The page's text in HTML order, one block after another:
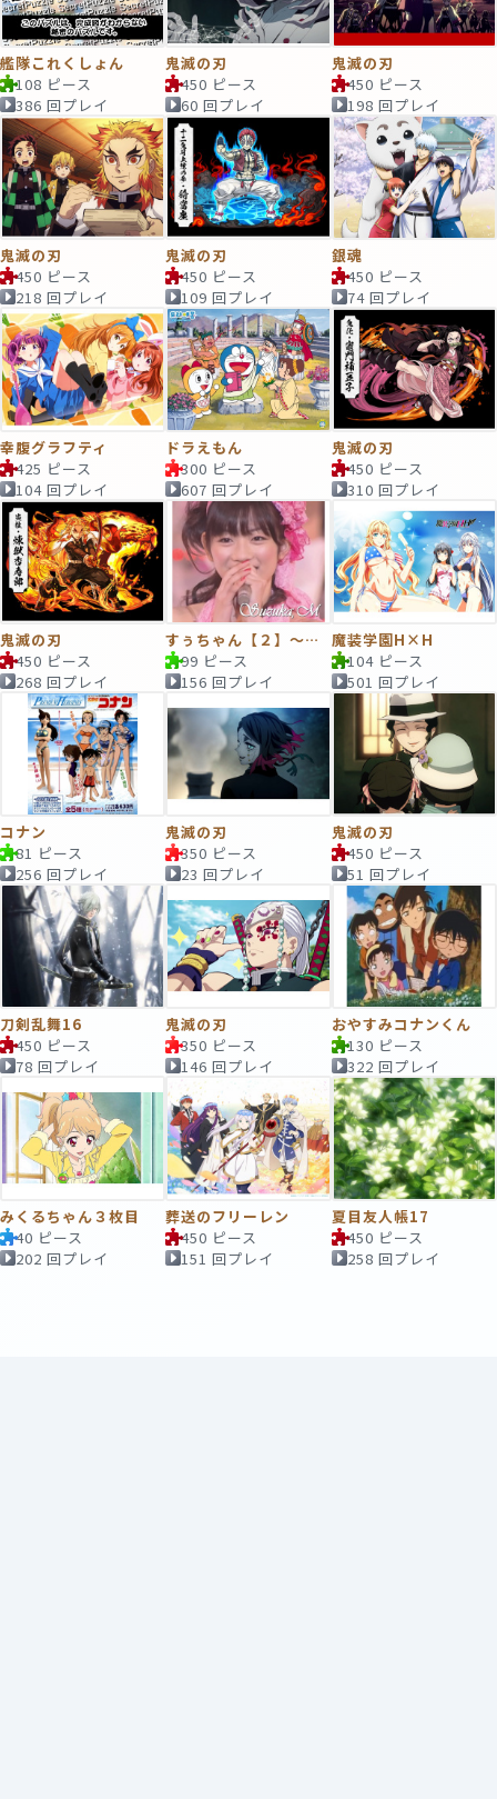
艦隊これくしょん
108 ピース
386 回プレイ
鬼滅の刃
450 ピース
60 回プレイ
鬼滅の刃
450 ピース
198 回プレイ
鬼滅の刃
450 ピース
218 回プレイ
鬼滅の刃
450 ピース
109 回プレイ
銀魂
450 ピース
74 回プレイ
幸腹グラフティ
425 ピース
104 回プレイ
ドラえもん
300 ピース
607 回プレイ
鬼滅の刃
450 ピース
310 回プレイ
鬼滅の刃
450 ピース
268 回プレイ
すぅちゃん【２】〜５ｔｈLive〜
99 ピース
156 回プレイ
魔装学園H×H
104 ピース
501 回プレイ
コナン
81 ピース
256 回プレイ
鬼滅の刃
350 ピース
23 回プレイ
鬼滅の刃
450 ピース
51 回プレイ
刀剣乱舞16
450 ピース
78 回プレイ
鬼滅の刃
350 ピース
146 回プレイ
おやすみコナンくん
130 ピース
322 回プレイ
みくるちゃん３枚目
40 ピース
202 回プレイ
葬送のフリーレン
450 ピース
151 回プレイ
夏目友人帳17
450 ピース
258 回プレイ